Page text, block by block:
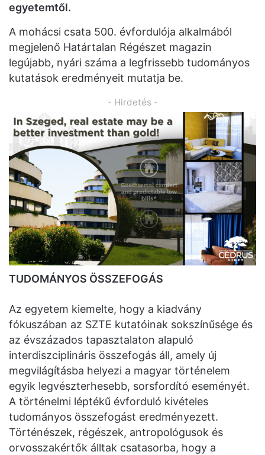
egyetemtől.
A mohácsi csata 500. évfordulója alkalmából
megjelenő Határtalan Régészet magazin
legújabb, nyári száma a legfrissebb tudományos
kutatások eredményeit mutatja be.
- Hirdetés -
TUDOMÁNYOS ÖSSZEFOGÁS
Az egyetem kiemelte, hogy a kiadvány
fókuszában az SZTE kutatóinak sokszínűsége és
az évszázados tapasztalaton alapuló
interdiszciplináris összefogás áll, amely új
megvilágításba helyezi a magyar történelem
egyik legvészterhesebb, sorsfordító eseményét.
A történelmi léptékű évforduló kivételes
tudományos összefogást eredményezett.
Történészek, régészek, antropológusok és
orvosszakértők álltak csatasorba, hogy a